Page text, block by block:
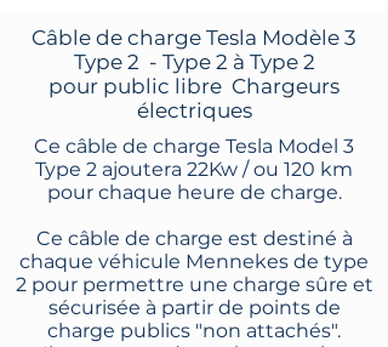
Câble de charge Tesla Modèle 3
Type 2 - Type 2 à Type 2
pour public libre Chargeurs
électriques
Ce câble de charge Tesla Model 3
Type 2 ajoutera 22Kw / ou 120 km
pour chaque heure de charge.
Ce câble de charge est destiné à
chaque véhicule Mennekes de type
2 pour permettre une charge sûre et
sécurisée à partir de points de
charge publics "non attachés".